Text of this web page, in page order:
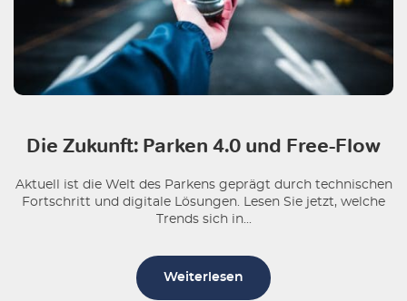
Die Zukunft: Parken 4.0 und Free-Flow
Aktuell ist die Welt des Parkens geprägt durch technischen
Fortschritt und digitale Lösungen. Lesen Sie jetzt, welche
Trends sich in...
Weiterlesen